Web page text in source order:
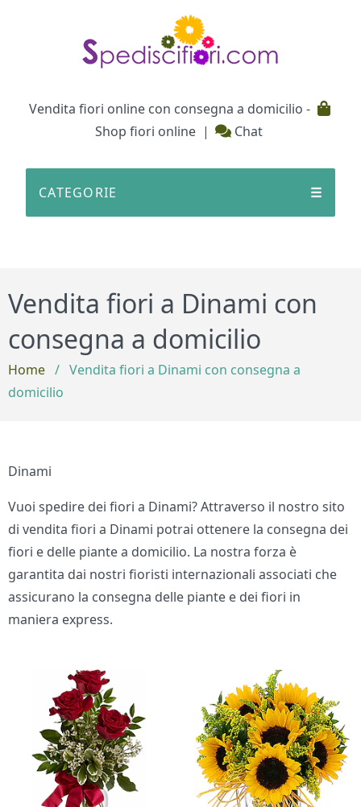
Vendita fiori online con consegna a domicilio -
Shop fiori online | Chat
CATEGORIE ☰
Vendita fiori a Dinami con
consegna a domicilio
Home / Vendita fiori a Dinami con consegna a
domicilio
Dinami
Vuoi spedire dei fiori a Dinami? Attraverso il nostro sito
di vendita fiori a Dinami potrai ottenere la consegna dei
fiori e delle piante a domicilio. La nostra forza è
garantita dai nostri fioristi internazionali associati che
assicurano la consegna delle piante e dei fiori in
maniera express.
Bouquet di fiori